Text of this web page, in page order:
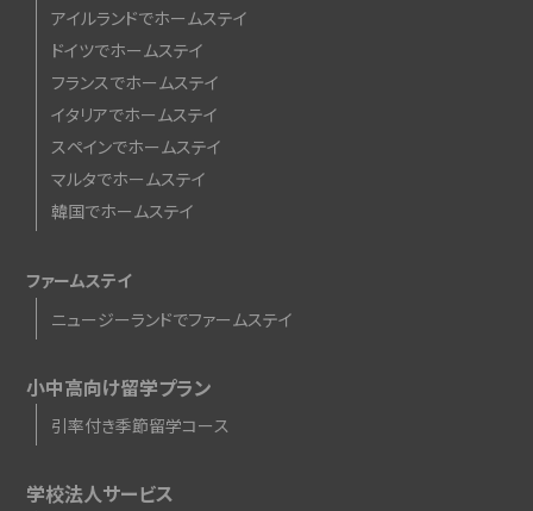
アイルランドでホームステイ
ドイツでホームステイ
フランスでホームステイ
イタリアでホームステイ
スペインでホームステイ
マルタでホームステイ
韓国でホームステイ
ファームステイ
ニュージーランドでファームステイ
小中高向け留学プラン
引率付き季節留学コース
学校法人サービス